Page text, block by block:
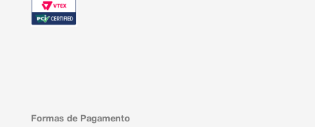
Formas de Pagamento